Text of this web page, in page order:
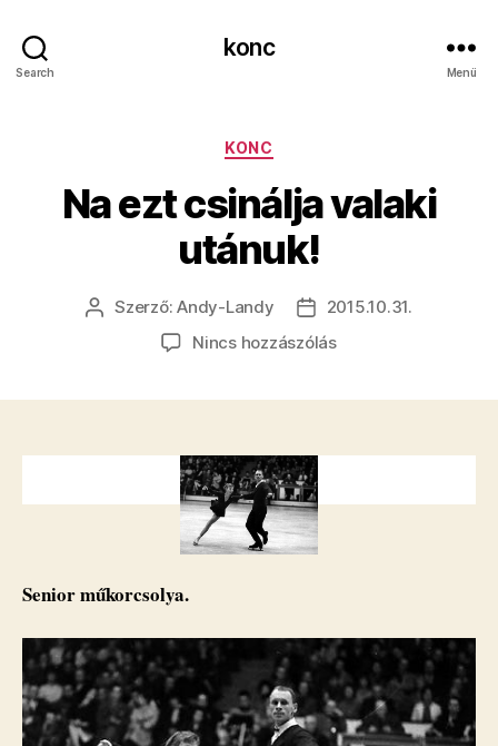
Search
konc
Menü
Kategóriák
KONC
Na ezt csinálja valaki
utánuk!
Bejegyzés
Szerző:Andy-Landy
Bejegyzés
dátuma
2015.10.31.
Nincs hozzászólása(z)
Senior műkorcsolya.